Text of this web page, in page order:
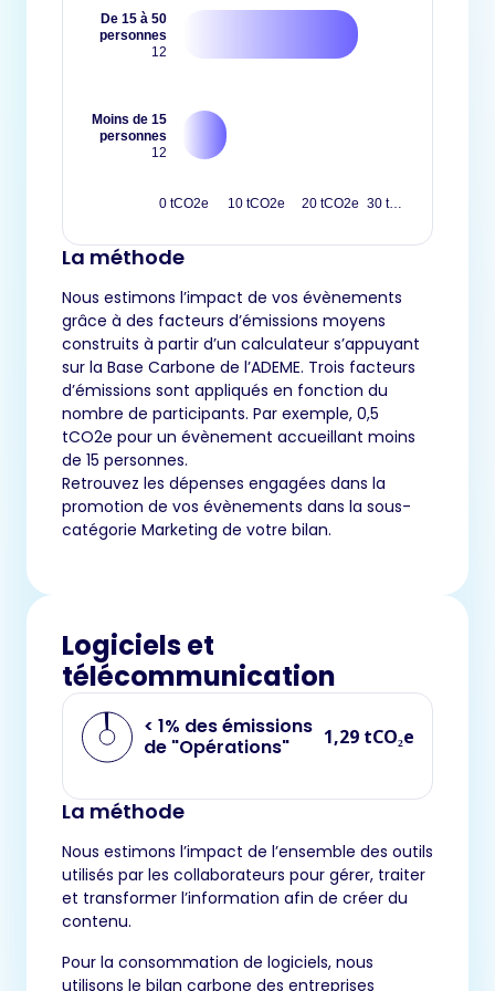
De 15 à 50
personnes
12
Moins de 15
personnes
12
0 tCO2e 10 tCO2e 20 tCO2e 30 t…
La méthode
Nous estimons l’impact de vos évènements
grâce à des facteurs d’émissions moyens
construits à partir d’un calculateur s’appuyant
sur la Base Carbone de l’ADEME. Trois facteurs
d’émissions sont appliqués en fonction du
nombre de participants. Par exemple, 0,5
tCO2e pour un évènement accueillant moins
de 15 personnes.
Retrouvez les dépenses engagées dans la
promotion de vos évènements dans la sous-
catégorie Marketing de votre bilan.
Logiciels et
télécommunication
< 1% des émissions
de "Opérations"
1,29 tCO₂e
La méthode
Nous estimons l’impact de l’ensemble des outils
utilisés par les collaborateurs pour gérer, traiter
et transformer l’information afin de créer du
contenu.
Pour la consommation de logiciels, nous
utilisons le bilan carbone des entreprises